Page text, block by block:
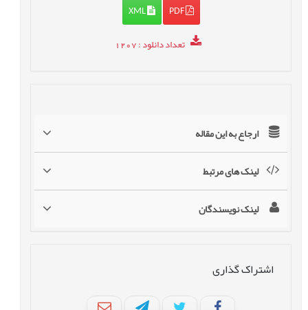
PDF
XML
تعداد دانلود: 1207
ارجاع به این مقاله
لینک های مرتبط
لینک نویسندگان
اشتراک گذاری